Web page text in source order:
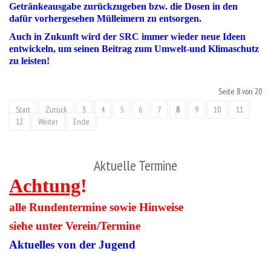
Getränkeausgabe zurückzugeben bzw. die Dosen in den
dafür vorhergesehen Mülleimern zu entsorgen.
Auch in Zukunft wird der SRC immer wieder neue Ideen
entwickeln, um seinen Beitrag zum Umwelt-und Klimaschutz
zu leisten!
Seite 8 von 20
Start
Zurück 3 4 5 6 7 8 9 10
11
12
Weiter Ende
Aktuelle Termine
Achtung!
alle Rundentermine sowie Hinweise
siehe unter Verein/Termine
Aktuelles von der Jugend